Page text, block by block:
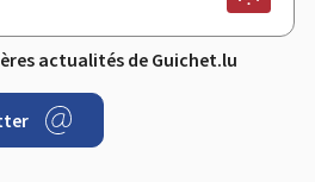
actualités de Guichet.lu